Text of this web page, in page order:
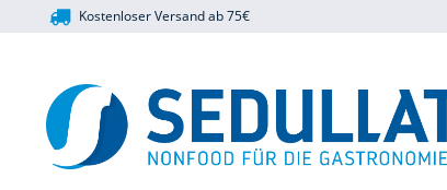
Kostenloser Versand ab 75€